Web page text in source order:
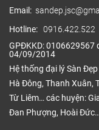
Email:
Hotline: 0916.422.522
GPĐKKD: 0106629567
04/09/2014
Hệ thống đại lý Sàn
Hà Đông, Thanh Xuân,
Từ Liêm… các huyện:
Đan Phượng, Hoài